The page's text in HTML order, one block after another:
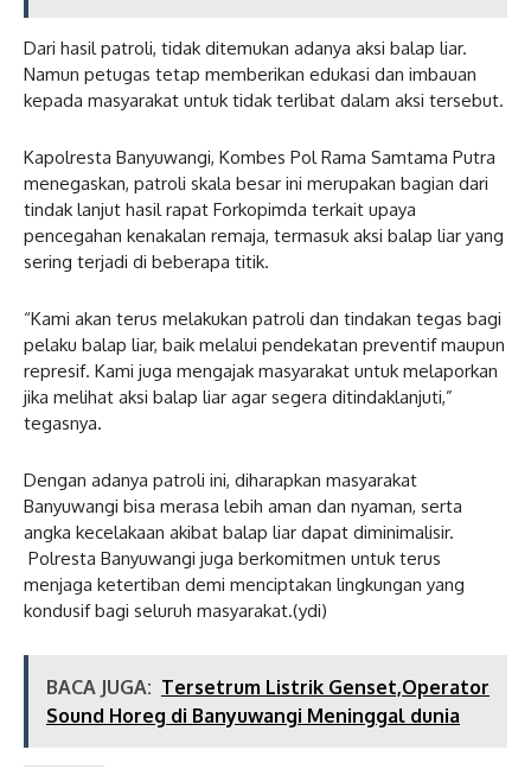
Dari hasil patroli, tidak ditemukan adanya aksi balap liar.
Namun petugas tetap memberikan edukasi dan imbauan
kepada masyarakat untuk tidak terlibat dalam aksi tersebut.
Kapolresta Banyuwangi, Kombes Pol Rama Samtama Putra
menegaskan, patroli skala besar ini merupakan bagian dari
tindak lanjut hasil rapat Forkopimda terkait upaya
pencegahan kenakalan remaja, termasuk aksi balap liar yang
sering terjadi di beberapa titik.
“Kami akan terus melakukan patroli dan tindakan tegas bagi
pelaku balap liar, baik melalui pendekatan preventif maupun
represif. Kami juga mengajak masyarakat untuk melaporkan
jika melihat aksi balap liar agar segera ditindaklanjuti,”
tegasnya.
Dengan adanya patroli ini, diharapkan masyarakat
Banyuwangi bisa merasa lebih aman dan nyaman, serta
angka kecelakaan akibat balap liar dapat diminimalisir.
Polresta Banyuwangi juga berkomitmen untuk terus
menjaga ketertiban demi menciptakan lingkungan yang
kondusif bagi seluruh masyarakat.(ydi)
BACA JUGA: Tersetrum Listrik Genset,Operator
Sound Horeg di Banyuwangi Meninggal dunia